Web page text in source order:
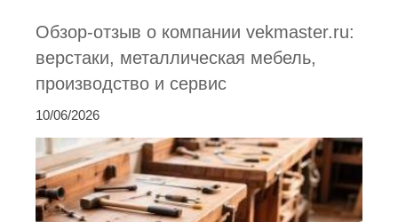
Обзор-отзыв о компании vekmaster.ru:
верстаки, металлическая мебель,
производство и сервис
10/06/2026